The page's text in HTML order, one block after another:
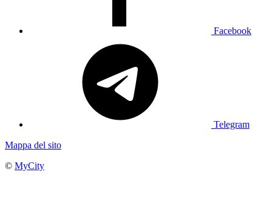
Facebook
Telegram
Mappa del sito
© MyCity